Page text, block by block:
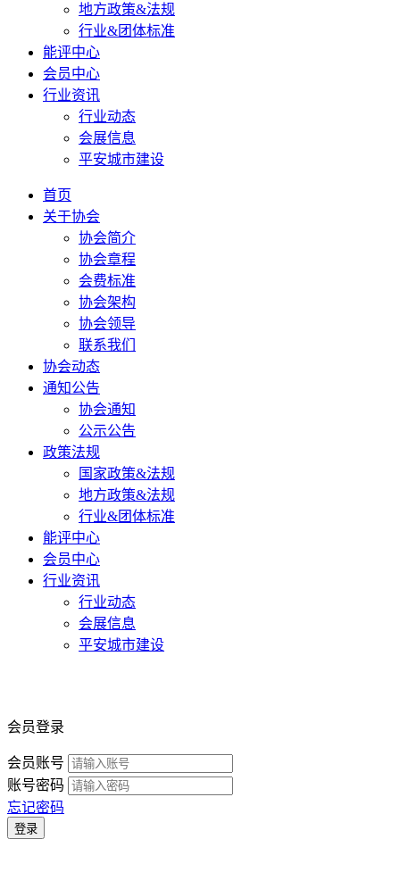
地方政策&法规
行业&团体标准
能评中心
会员中心
行业资讯
行业动态
会展信息
平安城市建设
首页
关于协会
协会简介
协会章程
会费标准
协会架构
协会领导
联系我们
协会动态
通知公告
协会通知
公示公告
政策法规
国家政策&法规
地方政策&法规
行业&团体标准
能评中心
会员中心
行业资讯
行业动态
会展信息
平安城市建设
会员登录
会员账号
账号密码
忘记密码
登录